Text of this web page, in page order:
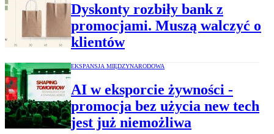
Dyskonty rozbiły bank z
promocjami. Muszą walczyć o
klientów
EKSPANSJA MIĘDZYNARODOWA
AI w eksporcie żywności -
promocja bez użycia new tech
jest już niemożliwa